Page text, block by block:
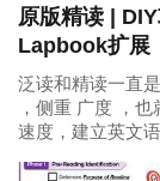
原版精读 |
Lapbook扩展
泛读和精读一直
，侧重 广度 ，
速度，建立英文